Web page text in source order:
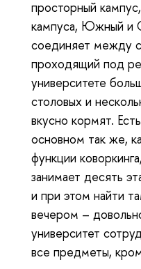
просторный
кампуса, Южный и
соединяет между
проходящий под
университете
столовых и
вкусно кормят.
основном так же,
функции
занимает десять
и при этом найти
вечером –
университет
все предметы,